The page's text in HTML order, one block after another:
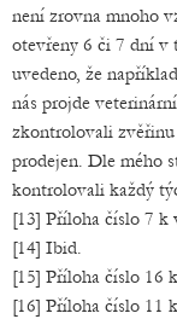
není zrovna mnoho
otevřeny 6 či 7 dní v
uvedeno, že
nás projde
zkontrolovali
prodejen. Dle mého
kontrolovali každý
[13] Příloha číslo 7 k
[14] Ibid.
[15] Příloha číslo 16
[16] Příloha číslo 11